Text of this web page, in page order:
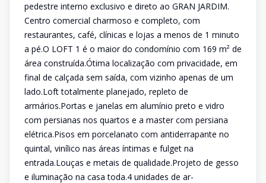
pedestre interno exclusivo e direto ao GRAN JARDIM.
Centro comercial charmoso e completo, com
restaurantes, café, clínicas e lojas a menos de 1 minuto
a pé.O LOFT 1 é o maior do condomínio com 169 m² de
área construída.Ótima localização com privacidade, em
final de calçada sem saída, com vizinho apenas de um
lado.Loft totalmente planejado, repleto de
armários.Portas e janelas em alumínio preto e vidro
com persianas nos quartos e a master com persiana
elétrica.Pisos em porcelanato com antiderrapante no
quintal, vinílico nas áreas íntimas e fulget na
entrada.Louças e metais de qualidade.Projeto de gesso
e iluminação na casa toda.4 unidades de ar-